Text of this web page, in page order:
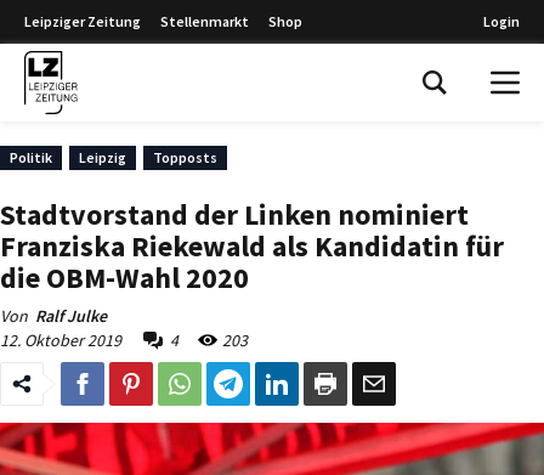
Leipziger Zeitung Stellenmarkt Shop Login
Politik Leipzig Topposts
Stadtvorstand der Linken nominiert
Franziska Riekewald als Kandidatin für
die OBM-Wahl 2020
Von Ralf Julke
12. Oktober 2019
4 203